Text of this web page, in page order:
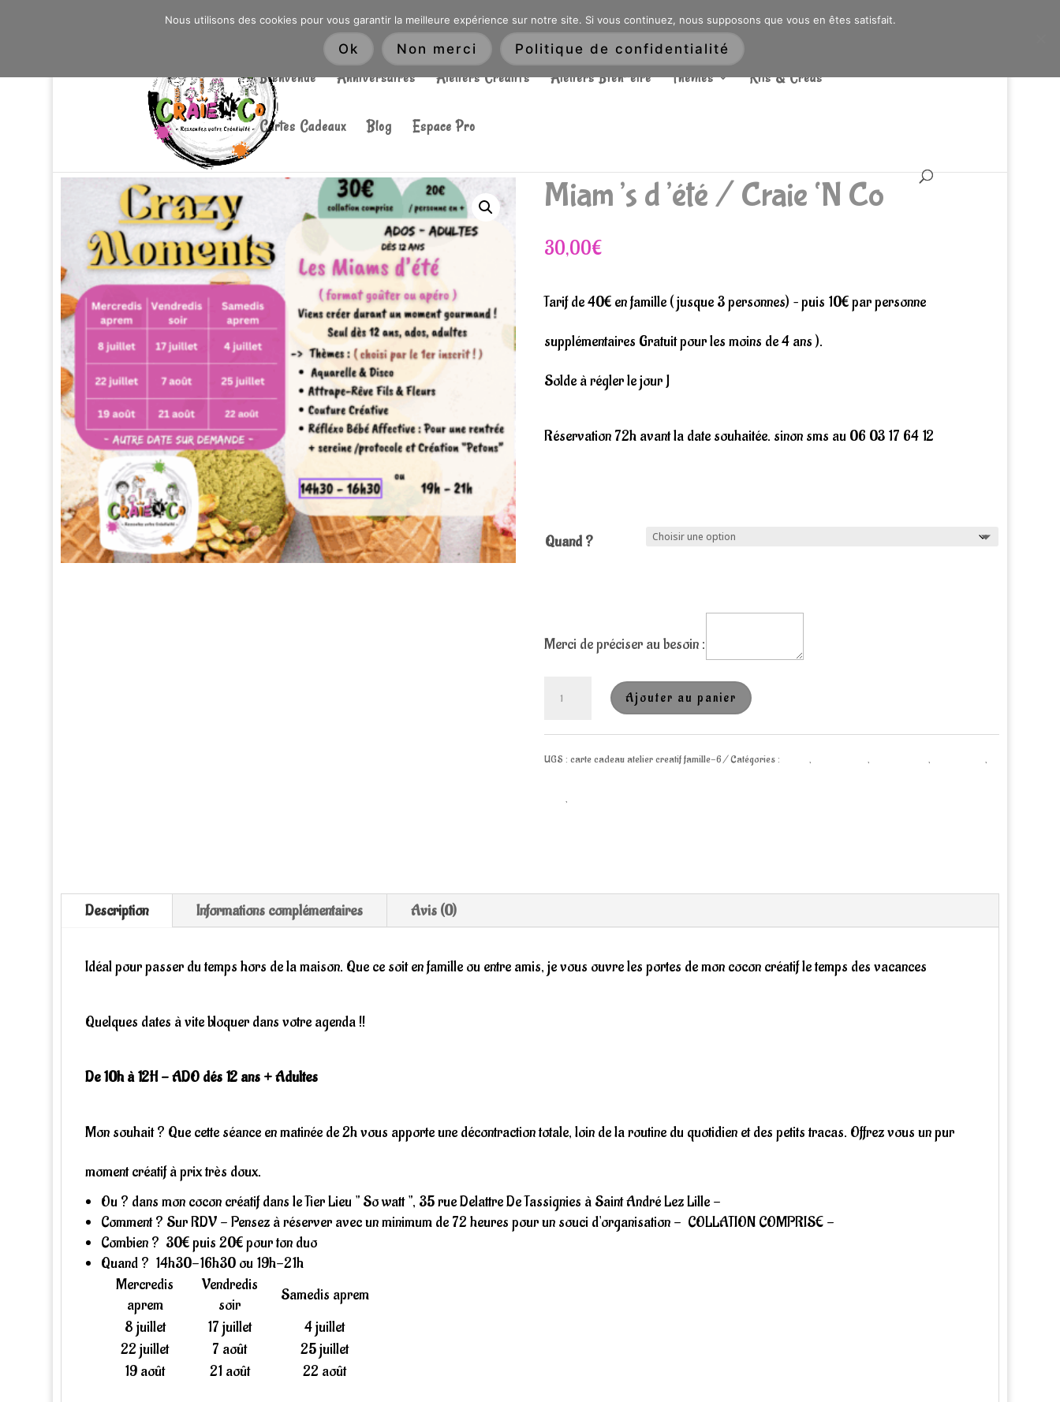
0603176412 - RDV CHEZ SO WATT À SAINT ANDRÉ OU DANS LA MÉTROPOLE LILLOISE CRAIENCO@GMAIL.COM
Bienvenue Anniversaires Ateliers Créatifs Ateliers Bien-être Thèmes Kits & Créas
Cartes Cadeaux Blog Espace Pro
Recherche
de
produits
/ Miam’s d’été / Craie ‘N Co
Miam’s d’été / Craie ‘N Co
30,00€
Tarif de 40€ en famille ( jusque 3 personnes) – puis 10€ par personne
supplémentaires Gratuit pour les moins de 4 ans ).
Solde à régler le jour J
Réservation 72h avant la date souhaitée. sinon sms au 06 03 17 64 12
Quand ?
Merci de préciser au besoin :
quantité
de
Craie
'N
Co
Ajouter au panier
UGS : carte cadeau atelier creatif famille-6 Catégories : , , , ,
,
Description Informations complémentaires Avis (0)
Idéal pour passer du temps hors de la maison. Que ce soit en famille ou entre amis, je vous ouvre les portes de mon cocon créatif le temps des vacances
Quelques dates à vite bloquer dans votre agenda !!
De 10h à 12H - ADO dés 12 ans + Adultes
Mon souhait ? Que cette séance en matinée de 2h vous apporte une décontraction totale, loin de la routine du quotidien et des petits tracas. Offrez vous un pur
moment créatif à prix très doux.
Ou ? dans mon cocon créatif dans le Tier Lieu " So watt ", 35 rue Delattre De Tassignies à Saint André Lez Lille -
Comment ? Sur RDV - Pensez à réserver avec un minimum de 72 heures pour un souci d'organisation - COLLATION COMPRISE -
Combien ? 30€ puis 20€ pour ton duo
Quand ? 14h30-16h30 ou 19h-21h
Mercredis
aprem
Vendredis
soir
Samedis aprem
8 juillet
17 juillet
4 juillet
22 juillet
7 août
25 juillet
19 août
21 août 22 août
Nous utilisons des cookies pour vous garantir la meilleure expérience sur notre site. Si vous continuez, nous supposons que vous en êtes satisfait.
Ok Non merci Politique de confidentialité